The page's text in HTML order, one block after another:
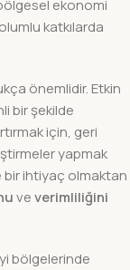
ekonomi
katkılarda
önemlidir. Etkin
bir şekilde
için, geri
yapmak
bir ihtiyaç olmaktan
veverimliliğini
bölgelerinde